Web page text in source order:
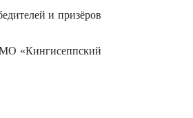
и призёров
МО «Кингисеппский